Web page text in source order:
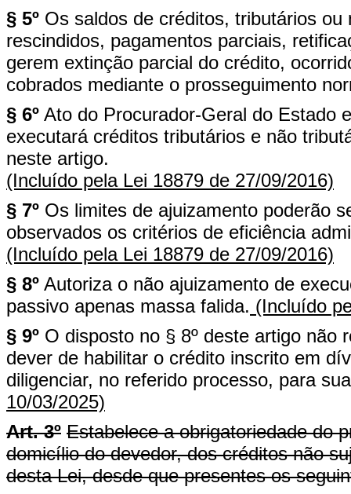
§ 5º Os saldos de créditos, tributários
rescindidos, pagamentos parciais,
gerem extinção parcial do crédito,
cobrados mediante o prosseguimento
§ 6º Ato do Procurador-Geral do Estado
executará créditos tributários e não
neste artigo.
(Incluído pela Lei 18879 de 27/09/2016)
§ 7º Os limites de ajuizamento poderão
observados os critérios de eficiência
(Incluído pela Lei 18879 de 27/09/2016)
§ 8º Autoriza o não ajuizamento de
passivo apenas massa falida. (Incluído
§ 9º O disposto no § 8º deste artigo não
dever de habilitar o crédito inscrito em
diligenciar, no referido processo, para
10/03/2025)
Art. 3º Estabelece a obrigatoriedade do
domicílio do devedor, dos créditos não
desta Lei, desde que presentes os